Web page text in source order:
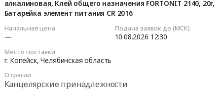
алкалиновая, Клей общего назначения FORTONIT 2140, 20г,
Батарейка элемент питания СR 2016
Начальная цена
—
Подача заявок до (МСК)
10.08.2026 12:30
Место поставки
г. Копейск,Челябинская область
Отрасли
Канцелярские принадлежности